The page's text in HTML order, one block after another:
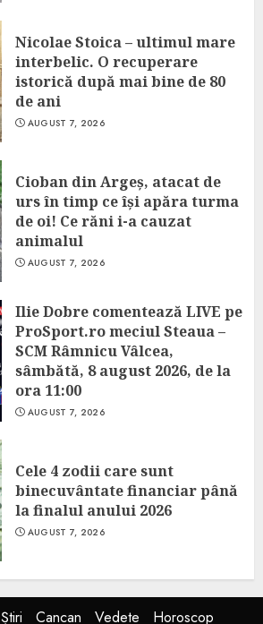
AUGUST 7, 2026
Nicolae Stoica – ultimul mare
interbelic. O recuperare
istorică după mai bine de 80
de ani
AUGUST 7, 2026
Cioban din Argeș, atacat de
urs în timp ce își apăra turma
de oi! Ce răni i-a cauzat
animalul
AUGUST 7, 2026
Ilie Dobre comentează LIVE pe
ProSport.ro meciul Steaua –
SCM Râmnicu Vâlcea,
sâmbătă, 8 august 2026, de la
ora 11:00
AUGUST 7, 2026
Cele 4 zodii care sunt
binecuvântate financiar până
la finalul anului 2026
AUGUST 7, 2026
Știri Cancan Vedete Horoscop